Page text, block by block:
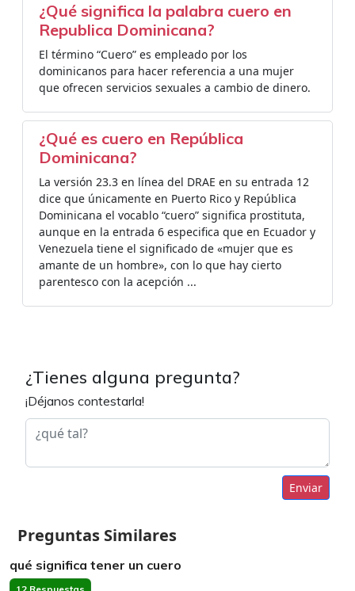
¿Qué significa la palabra cuero en
Republica Dominicana?
El término “Cuero” es empleado por los
dominicanos para hacer referencia a una mujer
que ofrecen servicios sexuales a cambio de dinero.
¿Qué es cuero en República
Dominicana?
La versión 23.3 en línea del DRAE en su entrada 12
dice que únicamente en Puerto Rico y República
Dominicana el vocablo “cuero” significa prostituta,
aunque en la entrada 6 especifica que en Ecuador y
Venezuela tiene el significado de «mujer que es
amante de un hombre», con lo que hay cierto
parentesco con la acepción ...
¿Tienes alguna pregunta?
¡Déjanos contestarla!
Enviar
Preguntas Similares
qué significa tener un cuero